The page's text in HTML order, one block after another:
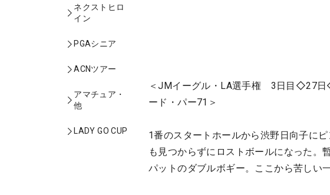
ネクストヒロ
イン
PGAシニア
ACNツアー
アマチュア・
他
LADY GO CUP
＜JMイーグル・LA選手権 3日目◇27日
ード・パー71＞
1番のスタートホールから渋野日向子に
も見つからずにロストボールになった。
パットのダブルボギー。ここから苦しい